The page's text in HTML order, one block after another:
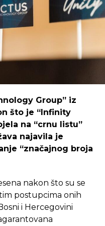
djelovati i u
ali zahtijeva
dugoročnu
u Čapljini moglo bi
stvaranju napredne
profesionalaca te
Group” iz
što je “Infinity
na “crnu listu”
najavila je
“značajnog broja
nakon što su se
postupcima onih
i Hercegovini